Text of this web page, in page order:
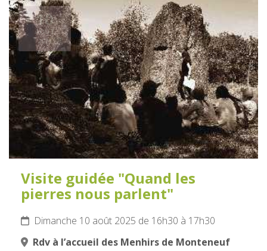
10
AOÛT
2025
Visite guidée "Quand les
pierres nous parlent"
Dimanche 10 août 2025 de 16h30 à 17h30
Rdv à l’accueil des Menhirs de Monteneuf